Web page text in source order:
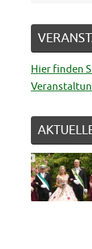
Hier finden